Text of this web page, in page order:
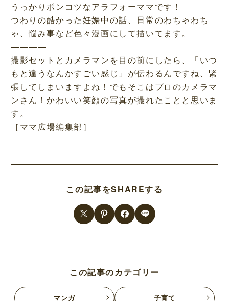
うっかりポンコツなアラフォーママです！
つわりの酷かった妊娠中の話、日常のわちゃわち
ゃ、悩み事など色々漫画にして描いてます。
————
撮影セットとカメラマンを目の前にしたら、「いつ
もと違うなんかすごい感じ」が伝わるんですね、緊
張してしまいますよね！でもそこはプロのカメラマ
ンさん！かわいい笑顔の写真が撮れたことと思いま
す。
［ママ広場編集部］
この記事をSHAREする
この記事のカテゴリー
マンガ 子育て